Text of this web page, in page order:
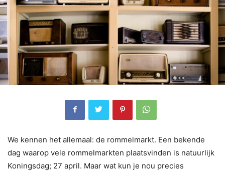
We kennen het allemaal: de rommelmarkt. Een bekende
dag waarop vele rommelmarkten plaatsvinden is natuurlijk
Koningsdag; 27 april. Maar wat kun je nou precies